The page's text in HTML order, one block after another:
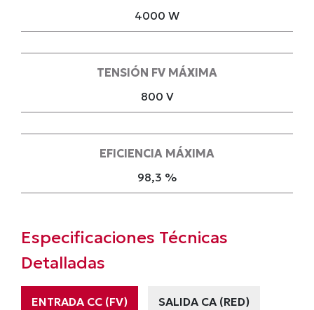
4000 W
TENSIÓN FV MÁXIMA
800 V
EFICIENCIA MÁXIMA
98,3 %
Especificaciones Técnicas
Detalladas
ENTRADA CC (FV) SALIDA CA (RED)